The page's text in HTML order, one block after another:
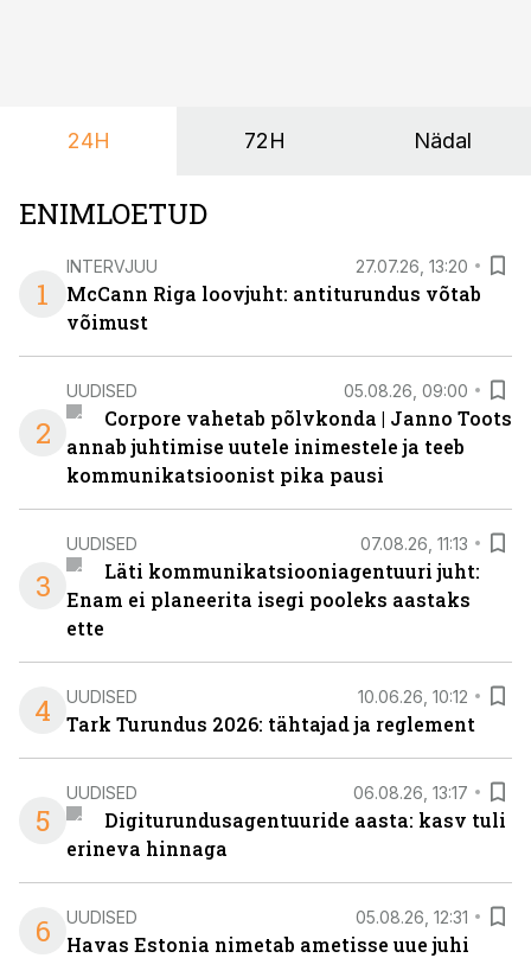
nendele vajadustele vastanud uuendusega, mis pakub
24H 72H Nädal
ENIMLOETUD
1
INTERVJUU 27.07.26, 13:20
McCann Riga loovjuht: antiturundus võtab
võimust
2
UUDISED 05.08.26, 09:00
Corpore vahetab põlvkonda | Janno Toots
annab juhtimise uutele inimestele ja teeb
kommunikatsioonist pika pausi
3
UUDISED 07.08.26, 11:13
Läti kommunikatsiooniagentuuri juht:
Enam ei planeerita isegi pooleks aastaks
ette
4 UUDISED 10.06.26, 10:12
Tark Turundus 2026: tähtajad ja reglement
5
UUDISED 06.08.26, 13:17
Digiturundusagentuuride aasta: kasv tuli
erineva hinnaga
6 UUDISED 05.08.26, 12:31
Havas Estonia nimetab ametisse uue juhi